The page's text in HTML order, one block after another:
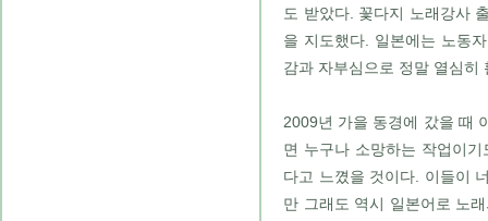
도 받았다. 꽃다지 노래강사
을 지도했다. 일본에는 노동
감과 자부심으로 정말 열심히
2009년 가을 동경에 갔을 때
면 누구나 소망하는 작업이
다고 느꼈을 것이다. 이들이
만 그래도 역시 일본어로 노